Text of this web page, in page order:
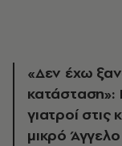
«Δεν έχω
κατάσταση»:
γιατροί στις
μικρό Άγγελο